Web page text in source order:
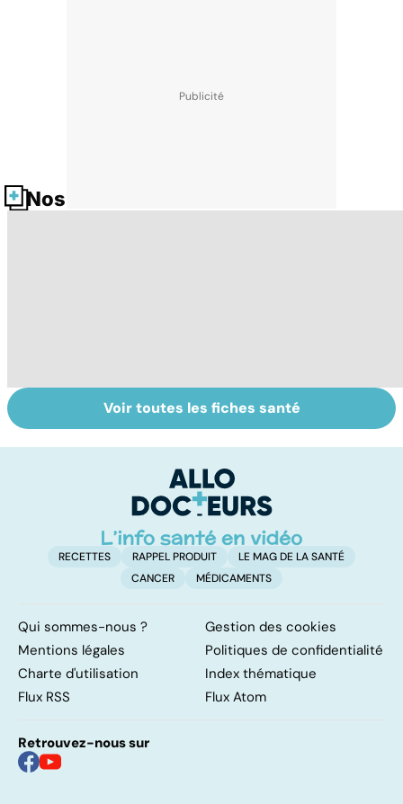
Nos fiches santé
Troubles anxieux,
une anxiété
Un rhume, ça se
soigne ?
Voir toutes les fiches santé
RECETTES RAPPEL PRODUIT
LE MAG DE LA SANTÉ
CANCER
MÉDICAMENTS
Qui sommes-nous ?
Gestion des cookies
Mentions légales
Politiques de confidentialité
Charte d'utilisation
Index thématique
Flux RSS
Flux Atom
Retrouvez-nous sur